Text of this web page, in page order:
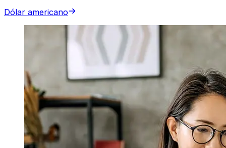
Dólar americano